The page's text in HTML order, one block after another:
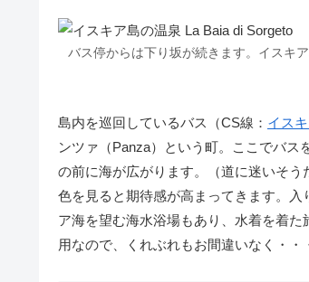
バス停からは下り坂が続きます。イスキ
島内を巡回しているバス（CS線： イス
ンツァ（Panza）という町。ここでバス
の前に海が広がります。（道に迷いそ
色を見ると期待感が高まってきます。
ア海を望む海水浴場もあり、水着を着
用なので、くれぶれもお間違いなく・・